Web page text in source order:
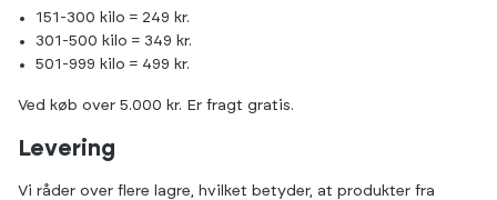
151-300 kilo = 249 kr.
301-500 kilo = 349 kr.
501-999 kilo = 499 kr.
Ved køb over 5.000 kr. Er fragt gratis.
Levering
Vi råder over flere lagre, hvilket betyder, at produkter fra